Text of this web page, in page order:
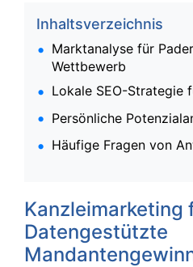
Inhaltsverzeichnis
Marktanalyse für
Wettbewerb
Lokale SEO-Strategie
Persönliche
Häufige Fragen von
Kanzleimarketing
Datengestützte